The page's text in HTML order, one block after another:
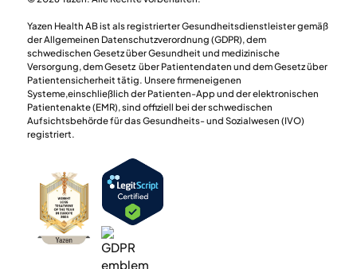
Yazen Health AB ist als registrierter Gesundheitsdienstleister gemäß
der Allgemeinen Datenschutzverordnung (GDPR), dem
schwedischen Gesetz über Gesundheit und medizinische
Versorgung, dem Gesetz über Patientendaten und dem Gesetz über
Patientensicherheit tätig. Unsere firmeneigenen
Systeme,einschließlich der Patienten-App und der elektronischen
Patientenakte (EMR), sind offiziell bei der schwedischen
Aufsichtsbehörde für das Gesundheits- und Sozialwesen (IVO)
registriert.